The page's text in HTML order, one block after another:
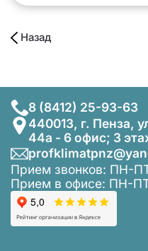
Назад
8 (8412) 25-93-63
440013, г. Пенза,
44а - 6 офис; 3
Прием звонков: ПН-
Прием в офисе: ПН-